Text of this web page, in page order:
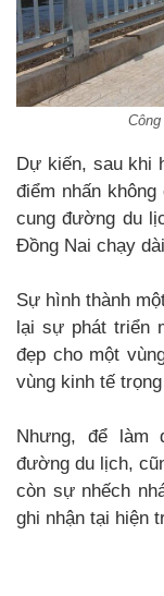
Dự kiến, sau khi
điểm nhấn
cung đường du
Đồng Nai chạy
Sự hình thành
lại sự phát triển
đẹp cho một
vùng kinh tế
Nhưng, để làm
đường du lịch,
còn sự nhếch
ghi nhận tại hiện